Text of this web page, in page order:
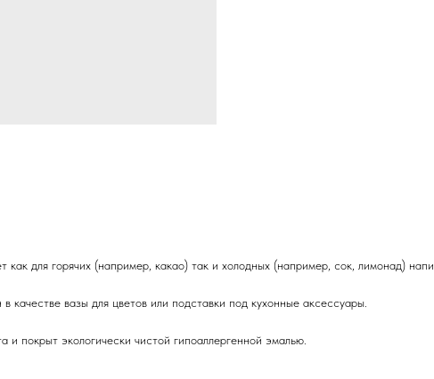
для горячих (например, какао) так и холодных (например, сок, лимонад)
вазы для цветов или подставки под кухонные аксессуары.
и покрыт экологически чистой гипоаллергенной эмалью.